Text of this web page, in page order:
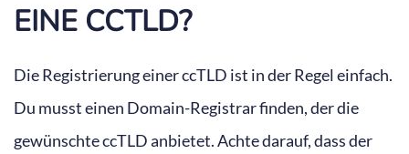
EINE CCTLD?
Die Registrierung einer ccTLD ist in der Regel einfach.
Du musst einen Domain-Registrar finden, der die
gewünschte ccTLD anbietet. Achte darauf, dass der